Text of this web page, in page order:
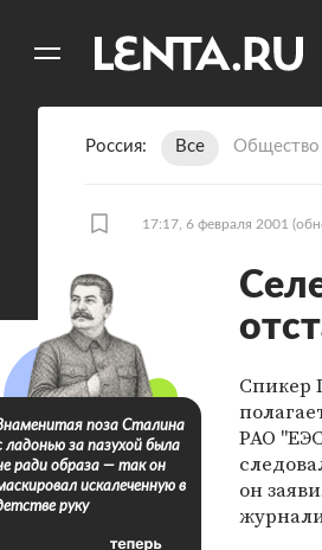
Россия Все Общество
17:17, 6 февраля 2001
Спикер
РАО
он
поза Сталина
ладонью за пазухой была
ради образа — так он
искалеченную в
руку